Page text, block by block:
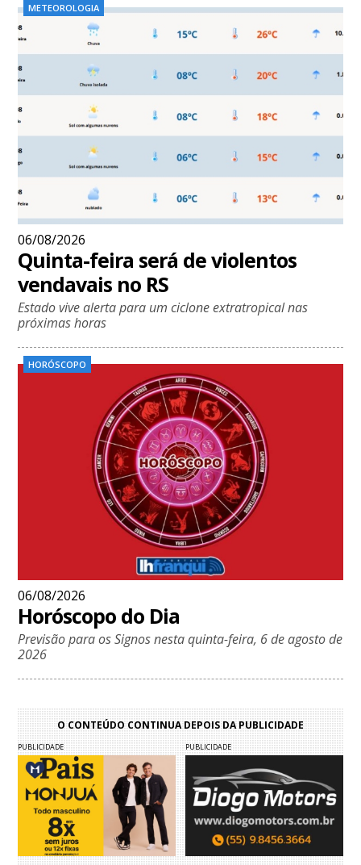
METEOROLOGIA
06/08/2026
Quinta-feira será de violentos
vendavais no RS
Estado vive alerta para um ciclone extratropical nas
próximas horas
HORÓSCOPO
06/08/2026
Horóscopo do Dia
Previsão para os Signos nesta quinta-feira, 6 de agosto de
2026
O CONTEÚDO CONTINUA DEPOIS DA PUBLICIDADE
PUBLICIDADE PUBLICIDADE